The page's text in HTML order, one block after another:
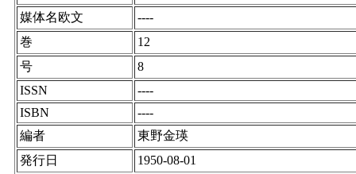
媒体名欧文
----
巻
12
号
8
ISSN
----
ISBN
----
編者
東野金瑛
発行日
1950-08-01